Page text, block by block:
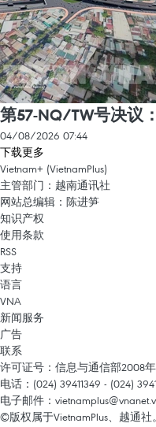
第57-NQ/TW号决议
04/08/2026 07:44
下载更多
Vietnam+ (VietnamPlus)
主管部门：越南通讯社
网站总编辑：陈进笋
知识产权
使用条款
RSS
支持
语言
VNA
新闻服务
广告
联系
许可证号：信息与通信部2008年9
电话：(024) 39411349 - (024)
电子邮件：
©版权属于VietnamPlus、越通